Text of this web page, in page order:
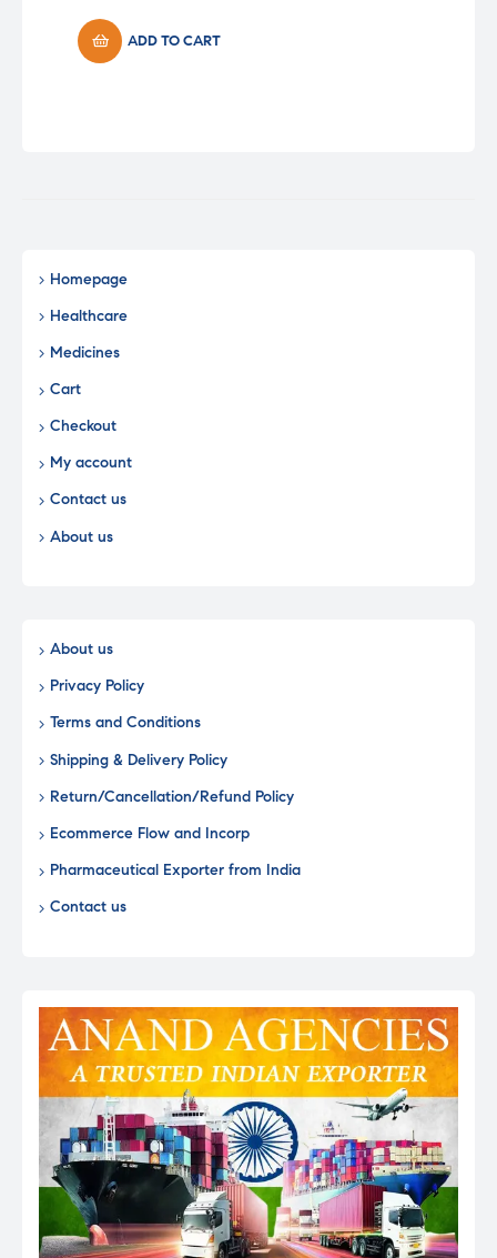
was:
₹333.80.
is:
₹260.00.ADD TO CART
Homepage
Healthcare
Medicines
Cart
Checkout
My account
Contact us
About us
About us
Privacy Policy
Terms and Conditions
Shipping & Delivery Policy
Return/Cancellation/Refund Policy
Ecommerce Flow and Incorp
Pharmaceutical Exporter from India
Contact us